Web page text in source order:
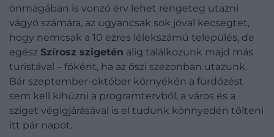
önmagában is vonzó érv lehet rengeteg utazni
vágyó számára, az ugyancsak sok jóval kecsegtet,
hogy nemcsak a 10 ezres lélekszámú település, de
egész Szírosz szigetén alig találkozunk majd más
turistával – főként, ha az őszi szezonban utazunk.
Bár szeptember-október környékén a fürdőzést
sem kell kihúzni a programtervből, a város és a
sziget végigjárásával is el tudunk könnyedén tölteni
itt pár napot.